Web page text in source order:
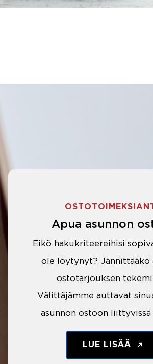
Apua asunnon
Eikö hakukriteereihisi
ole löytynyt? Jännittääkö
ostotarjouksen
Välittäjämme auttavat
asunnon ostoon liittyvissä
LUE LISÄÄ